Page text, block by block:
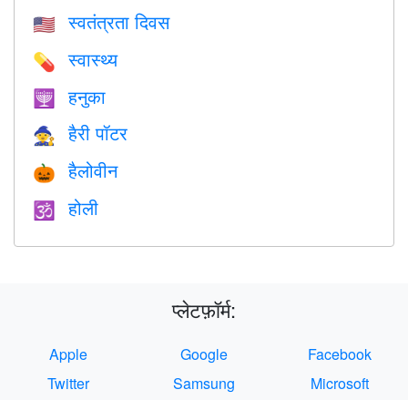
🇺🇸 स्वतंत्रता दिवस
💊 स्वास्थ्य
🕎 हनुका
🧙 हैरी पॉटर
🎃 हैलोवीन
🕉 होली
प्लेटफ़ॉर्म:
Apple Google
Facebook
Twitter
Samsung
Microsoft